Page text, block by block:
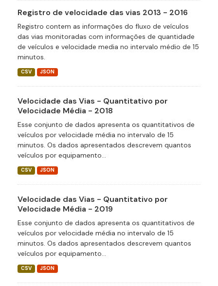
Registro de velocidade das vias 2013 - 2016
Registro contem as informações do fluxo de veículos
das vias monitoradas com informações de quantidade
de veículos e velocidade media no intervalo médio de 15
minutos.
CSV JSON
Velocidade das Vias - Quantitativo por
Velocidade Média - 2018
Esse conjunto de dados apresenta os quantitativos de
veículos por velocidade média no intervalo de 15
minutos. Os dados apresentados descrevem quantos
veículos por equipamento...
CSV JSON
Velocidade das Vias - Quantitativo por
Velocidade Média - 2019
Esse conjunto de dados apresenta os quantitativos de
veículos por velocidade média no intervalo de 15
minutos. Os dados apresentados descrevem quantos
veículos por equipamento...
CSV JSON